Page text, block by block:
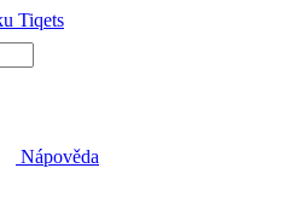
Nápověda